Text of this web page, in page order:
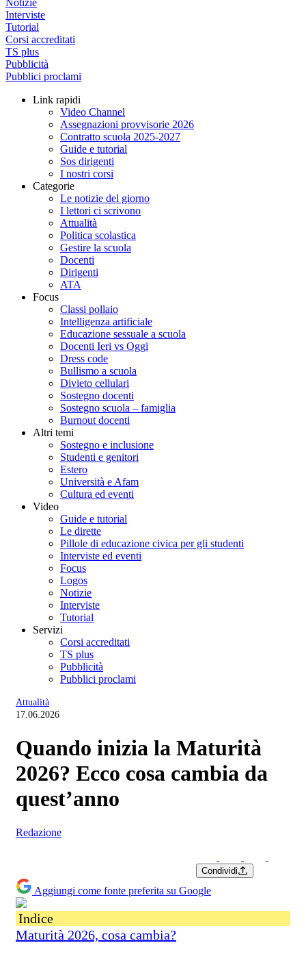
Notizie
Interviste
Tutorial
Corsi accreditati
TS plus
Pubblicità
Pubblici proclami
Link rapidi
Video Channel
Assegnazioni provvisorie 2026
Contratto scuola 2025-2027
Guide e tutorial
Sos dirigenti
I nostri corsi
Categorie
Le notizie del giorno
I lettori ci scrivono
Attualità
Politica scolastica
Gestire la scuola
Docenti
Dirigenti
ATA
Focus
Classi pollaio
Intelligenza artificiale
Educazione sessuale a scuola
Docenti Ieri vs Oggi
Dress code
Bullismo a scuola
Divieto cellulari
Sostegno docenti
Sostegno scuola – famiglia
Burnout docenti
Altri temi
Sostegno e inclusione
Studenti e genitori
Estero
Università e Afam
Cultura ed eventi
Video
Guide e tutorial
Le dirette
Pillole di educazione civica per gli studenti
Interviste ed eventi
Focus
Logos
Notizie
Interviste
Tutorial
Servizi
Corsi accreditati
TS plus
Pubblicità
Pubblici proclami
Attualità
17.06.2026
Quando inizia la Maturità
2026? Ecco cosa cambia da
quest’anno
Redazione
Condividi
Aggiungi come fonte preferita su Google
Indice
Maturità 2026, cosa cambia?